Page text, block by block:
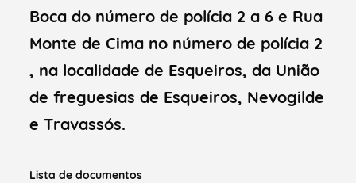
Boca do número de polícia 2 a 6 e Rua
Monte de Cima no número de polícia 2
, na localidade de Esqueiros, da União
de freguesias de Esqueiros, Nevogilde
e Travassós.
Lista de documentos